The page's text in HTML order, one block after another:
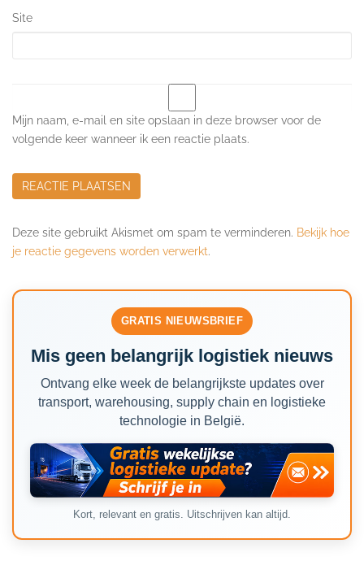
Site
Mijn naam, e-mail en site opslaan in deze browser voor de
volgende keer wanneer ik een reactie plaats.
Deze site gebruikt Akismet om spam te verminderen. Bekijk hoe
je reactie gegevens worden verwerkt.
GRATIS NIEUWSBRIEF
Mis geen belangrijk logistiek nieuws
Ontvang elke week de belangrijkste updates over
transport, warehousing, supply chain en logistieke
technologie in België.
Kort, relevant en gratis. Uitschrijven kan altijd.